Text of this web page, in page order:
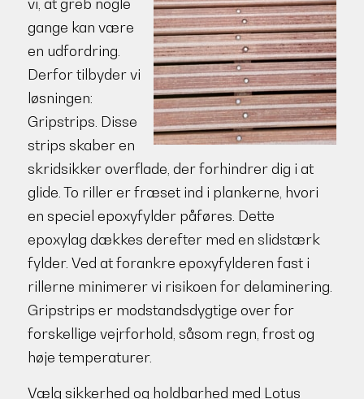
vi, at greb nogle
gange kan være
en udfordring.
Derfor tilbyder vi
løsningen:
Gripstrips. Disse
strips skaber en
skridsikker overflade, der forhindrer dig i at
glide. To riller er fræset ind i plankerne, hvori
en speciel epoxyfylder påføres. Dette
epoxylag dækkes derefter med en slidstærk
fylder. Ved at forankre epoxyfylderen fast i
rillerne minimerer vi risikoen for delaminering.
Gripstrips er modstandsdygtige over for
forskellige vejrforhold, såsom regn, frost og
høje temperaturer.
Vælg sikkerhed og holdbarhed med Lotus